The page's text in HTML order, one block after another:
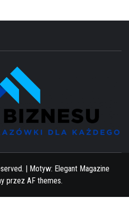
| Motyw: Elegant Magazine
przez AF themes.